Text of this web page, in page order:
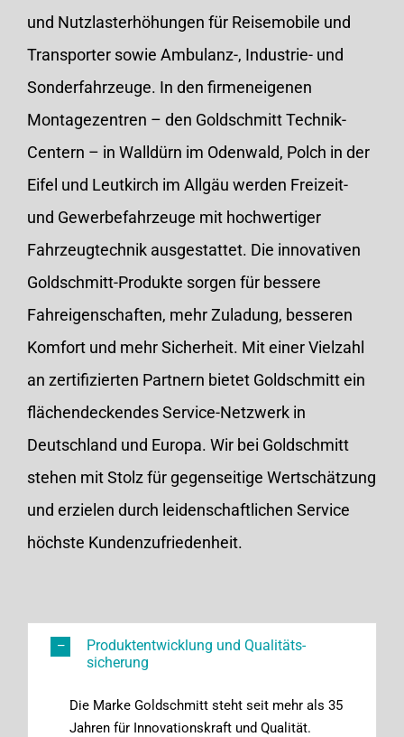
und Nutzlasterhöhungen für Reisemobile und
Transporter sowie Ambulanz-, Industrie- und
Sonderfahrzeuge. In den firmeneigenen
Montagezentren – den Goldschmitt Technik-
Centern – in Walldürn im Odenwald, Polch in der
Eifel und Leutkirch im Allgäu werden Freizeit-
und Gewerbefahrzeuge mit hochwertiger
Fahrzeugtechnik ausgestattet. Die innovativen
Goldschmitt-Produkte sorgen für bessere
Fahreigenschaften, mehr Zuladung, besseren
Komfort und mehr Sicherheit. Mit einer Vielzahl
an zertifizierten Partnern bietet Goldschmitt ein
flächendeckendes Service-Netzwerk in
Deutschland und Europa. Wir bei Goldschmitt
stehen mit Stolz für gegenseitige Wertschätzung
und erzielen durch leidenschaftlichen Service
höchste Kundenzufriedenheit.
Produktentwicklung und Qualitäts­
sicherung
Die Marke Goldschmitt steht seit mehr als 35
Jahren für Innovationskraft und Qualität.